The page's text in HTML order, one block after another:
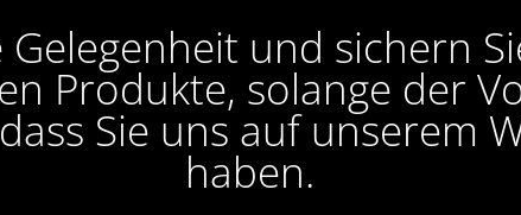
Gelegenheit und sichern
Produkte, solange der
Sie uns auf unserem
haben.